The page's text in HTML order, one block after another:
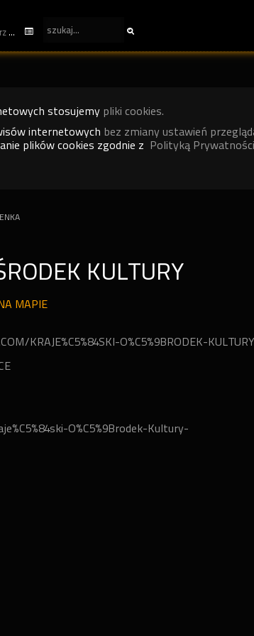
kalendarz
stosujemy pliki cookies.
internetowych bez zmiany ustawień
plików cookies zgodnie z Polityką
KULTURY
MAPIE
KRAJE%C5%84SKI-O%C5%9BRODEK-
O%C5%9Brodek-Kultury-